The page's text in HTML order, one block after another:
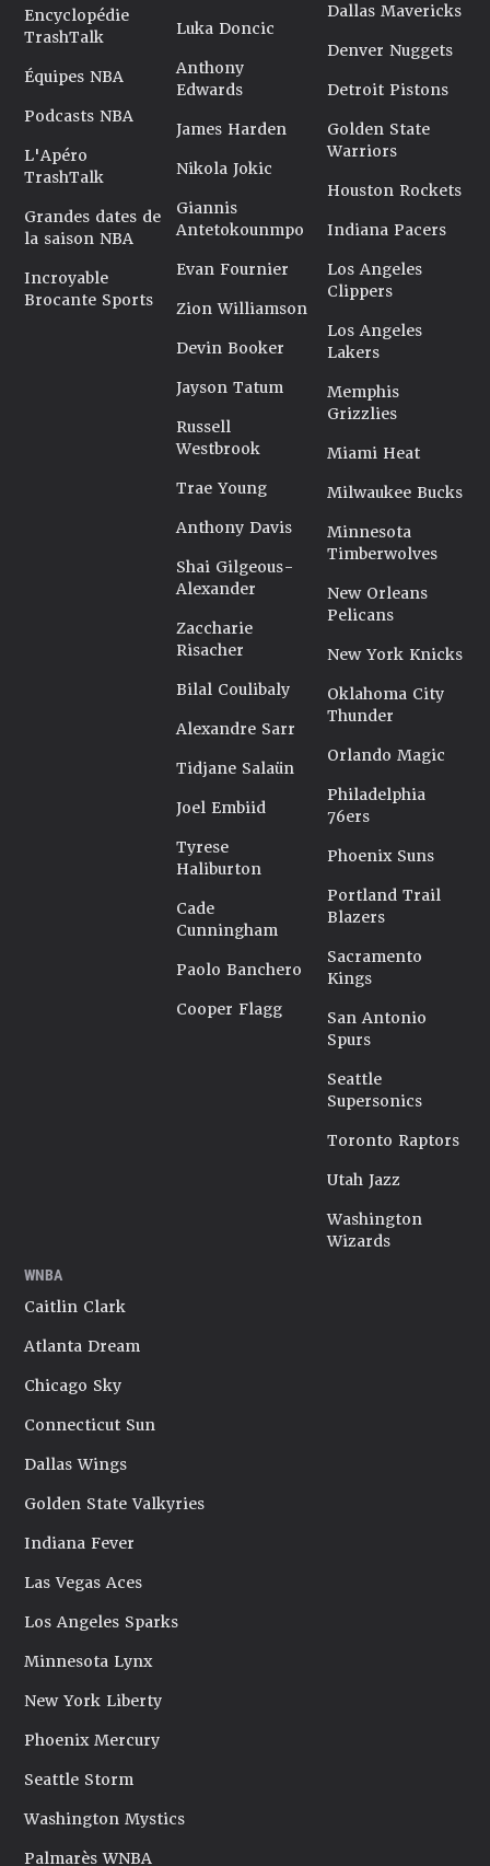
Encyclopédie
TrashTalk
Équipes NBA
Podcasts NBA
L'Apéro
TrashTalk
Grandes dates de
la saison NBA
Incroyable
Brocante Sports
Luka Doncic
Anthony
Edwards
James Harden
Nikola Jokic
Giannis
Antetokounmpo
Evan Fournier
Zion Williamson
Devin Booker
Jayson Tatum
Russell
Westbrook
Trae Young
Anthony Davis
Shai Gilgeous-
Alexander
Zaccharie
Risacher
Bilal Coulibaly
Alexandre Sarr
Tidjane Salaün
Joel Embiid
Tyrese
Haliburton
Cade
Cunningham
Paolo Banchero
Cooper Flagg
Dallas Mavericks
Denver Nuggets
Detroit Pistons
Golden State
Warriors
Houston Rockets
Indiana Pacers
Los Angeles
Clippers
Los Angeles
Lakers
Memphis
Grizzlies
Miami Heat
Milwaukee Bucks
Minnesota
Timberwolves
New Orleans
Pelicans
New York Knicks
Oklahoma City
Thunder
Orlando Magic
Philadelphia
76ers
Phoenix Suns
Portland Trail
Blazers
Sacramento
Kings
San Antonio
Spurs
Seattle
Supersonics
Toronto Raptors
Utah Jazz
Washington
Wizards
WNBA
Caitlin Clark
Atlanta Dream
Chicago Sky
Connecticut Sun
Dallas Wings
Golden State Valkyries
Indiana Fever
Las Vegas Aces
Los Angeles Sparks
Minnesota Lynx
New York Liberty
Phoenix Mercury
Seattle Storm
Washington Mystics
Palmarès WNBA